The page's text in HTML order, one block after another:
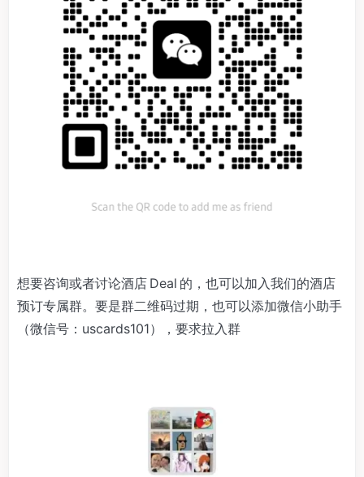
想要咨询或者讨论酒店 Deal 的，也可以加入我们的酒店
预订专属群。要是群二维码过期，也可以添加微信小助手
（微信号：uscards101），要求拉入群